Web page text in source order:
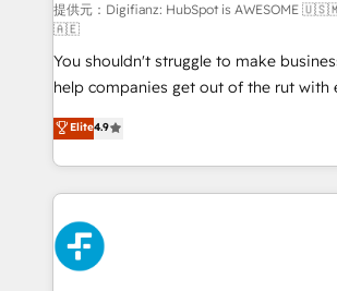
makes us different? 🚀 Top 0.5% of global HubSpot
agencies ⚙️ The strongest technical ability and
integration capabilities 💼 Consultative, long-term
partners who will embed ourselves
business, processes and systems 🏢 We specialise in
working with mid-market and enterprise
organisations, global organisations
complex use cases 🏆 CRM Implementation,
Platform Enablement, Custom
Onboarding Accredited 🔐 ISO27001 & ISO9001
Certified
提供元：Digifianz: HubSpot is
🇦🇪
You shouldn't struggle to make
help companies get out of the rut with
process-oriented teams implementing
Marketing, Sales, Service, CMS and
so selling and actually engaging with
feels easy and pain-free. We are a top ranked
HubSpot Elite Partner, winner of
and Customer First Awards, 4.9/5
Reviews and 4.9/5 rating in Clutch Reviews.
Elite4.9